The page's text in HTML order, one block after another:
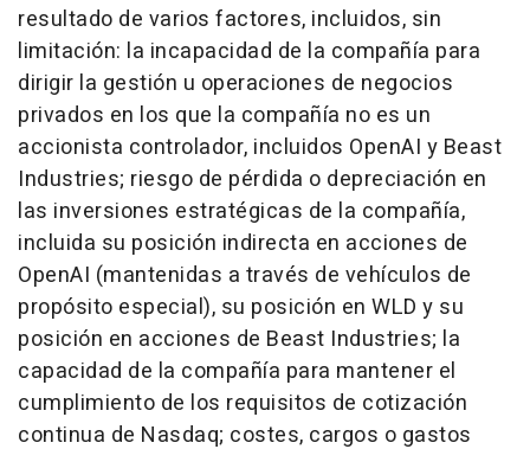
resultado de varios factores, incluidos, sin
limitación: la incapacidad de la compañía para
dirigir la gestión u operaciones de negocios
privados en los que la compañía no es un
accionista controlador, incluidos OpenAI y Beast
Industries; riesgo de pérdida o depreciación en
las inversiones estratégicas de la compañía,
incluida su posición indirecta en acciones de
OpenAI (mantenidas a través de vehículos de
propósito especial), su posición en WLD y su
posición en acciones de Beast Industries; la
capacidad de la compañía para mantener el
cumplimiento de los requisitos de cotización
continua de Nasdaq; costes, cargos o gastos